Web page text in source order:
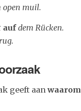
open muil.
aufdem Rücken.
geeft aanwaarom